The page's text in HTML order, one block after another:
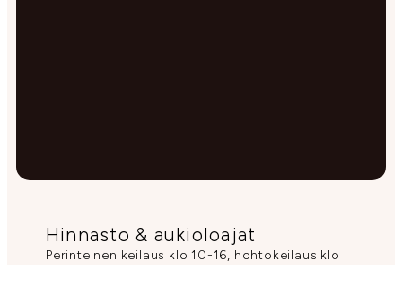
Hinnasto & aukioloajat
Perinteinen keilaus klo 10-16, hohtokeilaus klo